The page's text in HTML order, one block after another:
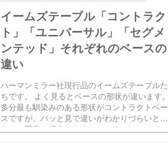
イームズテーブル「コントラク
ト」「ユニバーサル」「セグメ
ンテッド」それぞれのベースの
違い
ハーマンミラー社現行品のイームズテーブルた
ちです。 よく見るとベースの形状が違います。
多分最も馴染みのある形状がコントラクトベー
スですが、パッと見で違いがわかりづらいと思
うので写真で紹介しますね。 これがコントラク
トベース。 これがセグメン...